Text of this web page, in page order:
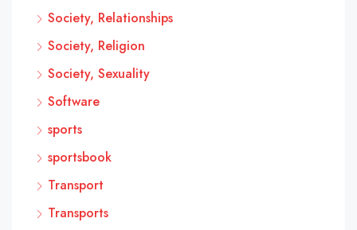
Society, Relationships
Society, Religion
Society, Sexuality
Software
sports
sportsbook
Transport
Transports